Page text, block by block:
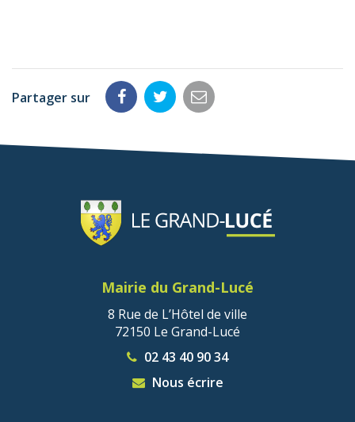
Partager sur
Partager
Facebook
Partager
Twitter
Partager
email
Mairie du Grand-Lucé
8 Rue de L’Hôtel de ville
72150 Le Grand-Lucé
02 43 40 90 34
Nous écrire